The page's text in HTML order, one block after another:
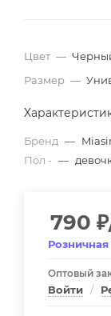
Цвет —
Размер —
Бренд —
Пол - —
790 ₽
Розничная
Оптовый
Войти /